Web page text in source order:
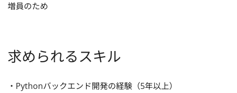
増員のため
求められるスキル
・Pythonバックエンド開発の経験（5年以上）